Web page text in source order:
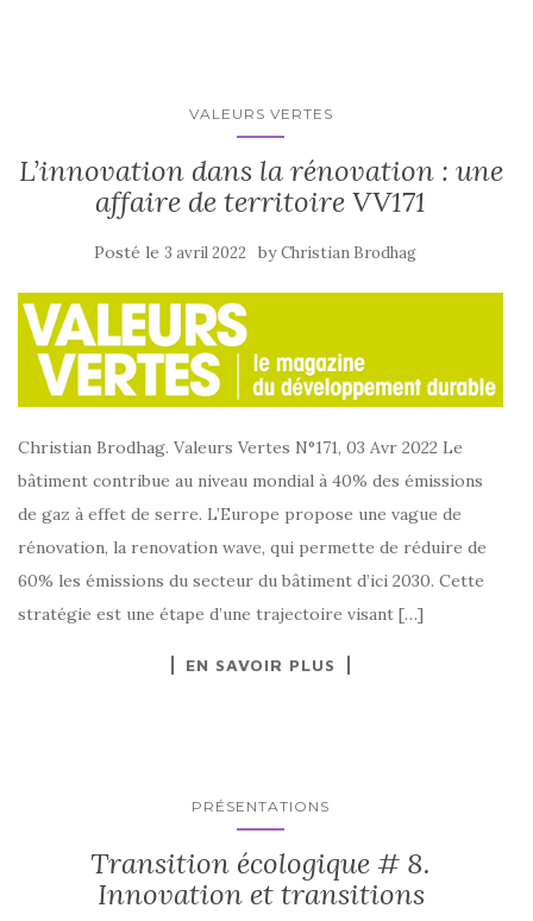
VALEURS VERTES
L’innovation dans la rénovation : une
affaire de territoire VV171
Posté le 3 avril 2022 byChristian Brodhag
Christian Brodhag. Valeurs Vertes N°171, 03 Avr 2022 Le
bâtiment contribue au niveau mondial à 40% des émissions
de gaz à effet de serre. L’Europe propose une vague de
rénovation, la renovation wave, qui permette de réduire de
60% les émissions du secteur du bâtiment d’ici 2030. Cette
stratégie est une étape d’une trajectoire visant […]
EN SAVOIR PLUS
PRÉSENTATIONS
Transition écologique # 8.
Innovation et transitions